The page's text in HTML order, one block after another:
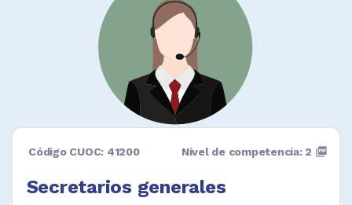
Código CUOC: 41200
Secretarios generales
Nivel de competencia: 2 picture_as_pdf